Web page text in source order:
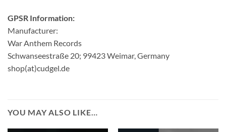
GPSR Information:
Manufacturer:
War Anthem Records
Schwanseestraße 20; 99423 Weimar, Germany
shop(at)cudgel.de
YOU MAY ALSO LIKE…